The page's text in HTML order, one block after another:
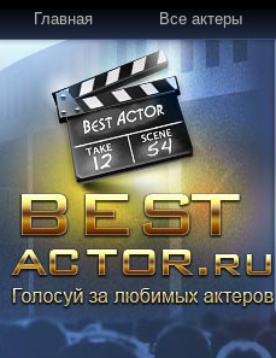
Главная Все актеры